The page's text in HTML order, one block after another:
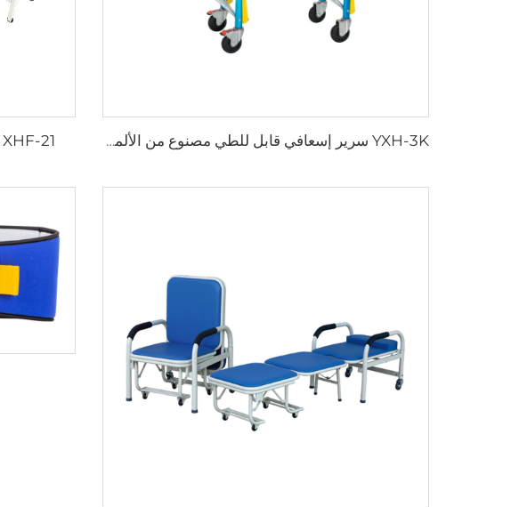
YXH-3K سرير إسعافي قابل للطي مصنوع من الألمنيوم بقدرة تحمل 250 كجم XHF-21 كرسي مرافق فاخر مباشر من المصنع